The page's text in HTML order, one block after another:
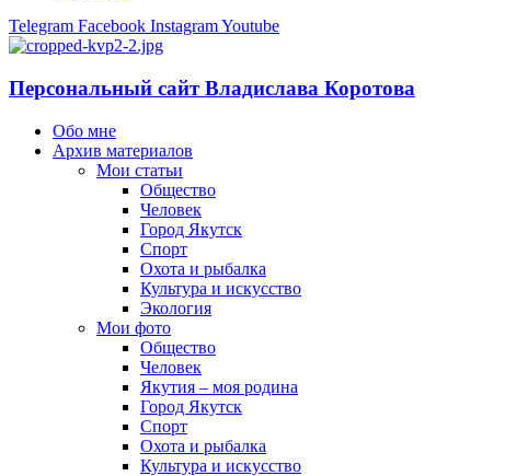
Telegram Facebook InstagramYoutube
Персональный сайт Владислава Коротова
Обо мне
Архив материалов
Мои статьи
Общество
Человек
Город Якутск
Спорт
Охота и рыбалка
Культура и искусство
Экология
Мои фото
Общество
Человек
Якутия – моя родина
Город Якутск
Спорт
Охота и рыбалка
Культура и искусство